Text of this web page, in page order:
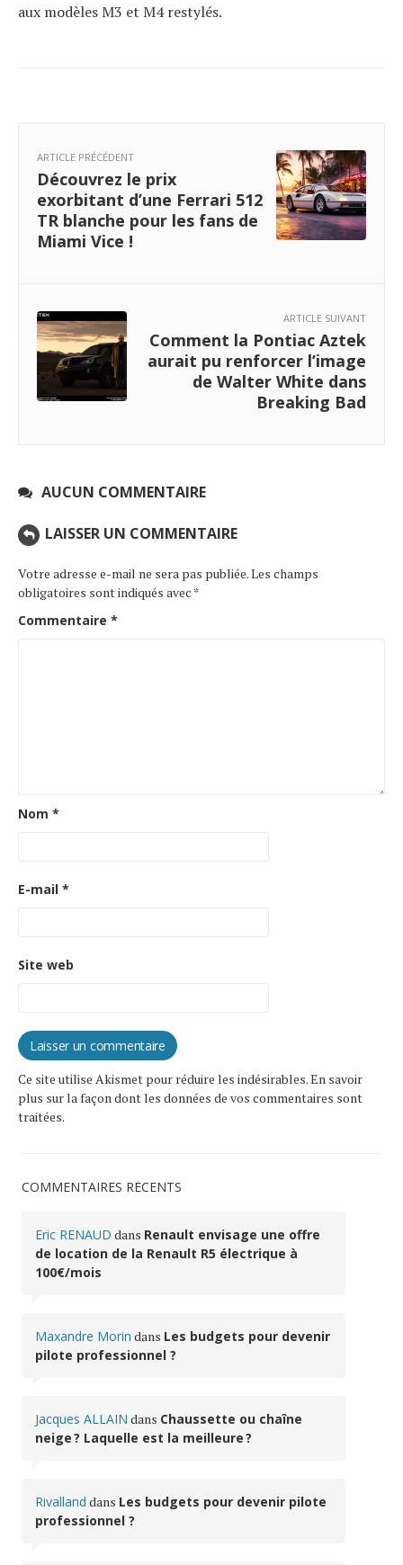
aux modèles M3 et M4 restylés.
ARTICLE PRÉCÉDENT
Découvrez le prix
exorbitant d’une Ferrari 512
TR blanche pour les fans de
Miami Vice !
ARTICLE SUIVANT
Comment la Pontiac Aztek
aurait pu renforcer l’image
de Walter White dans
Breaking Bad
AUCUN COMMENTAIRE
LAISSER UN COMMENTAIRE
Votre adresse e-mail ne sera pas publiée.Les champs
obligatoires sont indiqués avec *
Commentaire *
Nom *
E-mail *
Site web
Ce site utilise Akismet pour réduire les indésirables.En savoir
plus sur la façon dont les données de vos commentaires sont
traitées.
COMMENTAIRES RÉCENTS
Eric RENAUD dans Renault envisage une offre
de location de la Renault R5 électrique à
100€/mois
Maxandre Morin dans Les budgets pour devenir
pilote professionnel ?
Jacques ALLAIN dans Chaussette ou chaîne
neige ? Laquelle est la meilleure ?
Rivalland dans Les budgets pour devenir pilote
professionnel ?